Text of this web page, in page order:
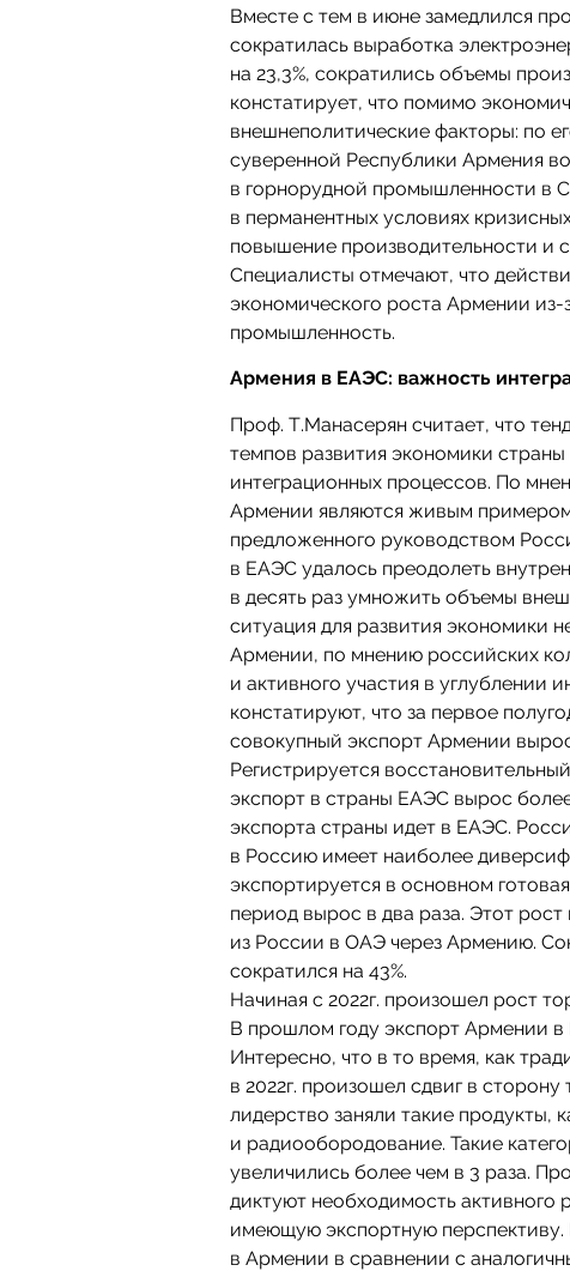
Вместе с тем в июне замедлился
сократилась выработка
на 23,3%, сократились объемы
констатирует, что помимо
внешнеполитические факторы: по
суверенной Республики Армения
в горнорудной промышленности в
в перманентных условиях
повышение производительности и
Специалисты отмечают, что
экономического роста Армении
промышленность.
Армения в ЕАЭС: важность
Проф. Т.Манасерян считает, что
темпов развития экономики страны
интеграционных процессов. По
Армении являются живым примером
предложенного руководством
в ЕАЭС удалось преодолеть
в десять раз умножить объемы
ситуация для развития экономики
Армении, по мнению российских
и активного участия в углублении
констатируют, что за первое
совокупный экспорт Армении
Регистрируется
экспорт в страны ЕАЭС вырос
экспорта страны идет в ЕАЭС.
в Россию имеет наиболее
экспортируется в основном
период вырос в два раза. Этот
из России в ОАЭ через Армению.
сократился на 43%.
Начиная с 2022г. произошел рост
В прошлом году экспорт Армении в
Интересно, что в то время, как
в 2022г. произошел сдвиг в
лидерство заняли такие
и радиообородование. Такие
увеличились более чем в 3 раза.
диктуют необходимость
имеющую экспортную перспективу.
в Армении в сравнении с